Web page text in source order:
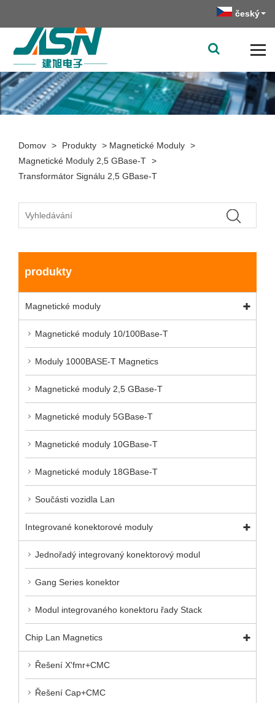
český
Domov > Produkty > Magnetické Moduly >
Magnetické Moduly 2,5 GBase-T >
Transformátor Signálu 2,5 GBase-T
produkty
Magnetické moduly
Magnetické moduly 10/100Base-T
Moduly 1000BASE-T Magnetics
Magnetické moduly 2,5 GBase-T
Magnetické moduly 5GBase-T
Magnetické moduly 10GBase-T
Magnetické moduly 18GBase-T
Součásti vozidla Lan
Integrované konektorové moduly
Jednořadý integrovaný konektorový modul
Gang Series konektor
Modul integrovaného konektoru řady Stack
Chip Lan Magnetics
Řešení X'fmr+CMC
Řešení Cap+CMC